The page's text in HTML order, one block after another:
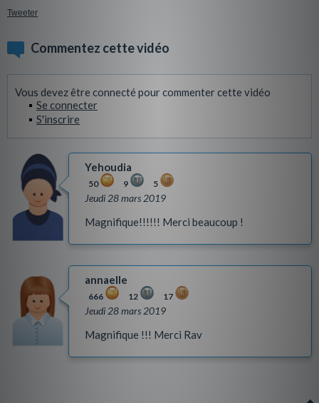
Tweeter
Commentez cette vidéo
Vous devez être connecté pour commenter cette vidéo
Se connecter
S'inscrire
Yehoudia
50 9 5
Jeudi 28 mars 2019
Magnifique!!!!!! Merci beaucoup !
annaelle
666 12 17
Jeudi 28 mars 2019
Magnifique !!! Merci Rav